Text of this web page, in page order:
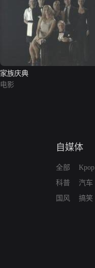
家族庆典
电影
自媒体
全部
科普
国风
Kpop
汽车
搞笑